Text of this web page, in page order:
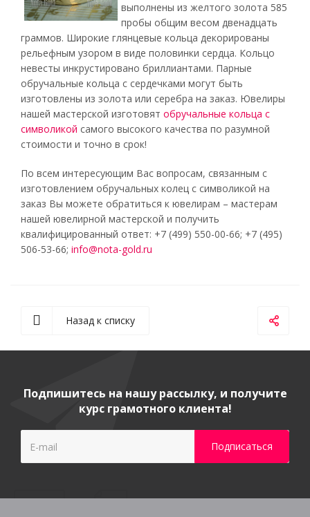
выполнены из желтого золота 585
пробы общим весом двенадцать
граммов. Широкие глянцевые кольца декорированы
рельефным узором в виде половинки сердца. Кольцо
невесты инкрустировано бриллиантами. Парные
обручальные кольца с сердечками могут быть
изготовлены из золота или серебра на заказ. Ювелиры
нашей мастерской изготовят обручальные кольца с
символикой самого высокого качества по разумной
стоимости и точно в срок!
По всем интересующим Вас вопросам, связанным с
изготовлением обручальных колец с символикой на
заказ Вы можете обратиться к ювелирам – мастерам
нашей ювелирной мастерской и получить
квалифицированный ответ: +7 (499) 550-00-66; +7 (495)
506-53-66; info@nota-gold.ru
Назад к списку
Подпишитесь на нашу рассылку, и получите
курс грамотного клиента!